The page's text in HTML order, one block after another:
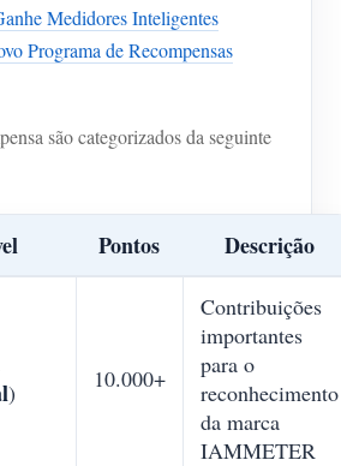
Medidores Inteligentes
Programa de Recompensas
são categorizados da seguinte
Pontos Descrição
) 10.000+
Contribuições
importantes
para o
reconhecimento
da marca
IAMMETER